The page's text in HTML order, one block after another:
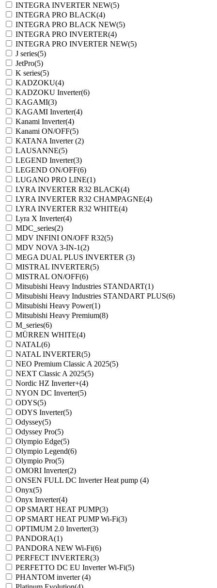
INTEGRA INVERTER NEW(5)
INTEGRA PRO BLACK(4)
INTEGRA PRO BLACK NEW(5)
INTEGRA PRO INVERTER(4)
INTEGRA PRO INVERTER NEW(5)
J series(5)
JetPro(5)
K series(5)
KADZOKU(4)
KADZOKU Inverter(6)
KAGAMI(3)
KAGAMI Inverter(4)
Kanami Inverter(4)
Kanami ON/OFF(5)
KATANA Inverter(2)
LAUSANNE(5)
LEGEND Inverter(3)
LEGEND ON/OFF(6)
LUGANO PRO LINE(1)
LYRA INVERTER R32 BLACK(4)
LYRA INVERTER R32 CHAMPAGNE(4)
LYRA INVERTER R32 WHITE(4)
Lyra X Inverter(4)
MDC_series(2)
MDV INFINI ON/OFF R32(5)
MDV NOVA 3-IN-1(2)
MEGA DUAL PLUS INVERTER (3)
MISTRAL INVERTER(5)
MISTRAL ON/OFF(6)
Mitsubishi Heavy Industries STANDART(1)
Mitsubishi Heavy Industries STANDART PLUS(6)
Mitsubishi Heavy Power(1)
Mitsubishi Heavy Premium(8)
M_series(6)
MÜRREN WHITE(4)
NATAL(6)
NATAL INVERTER(5)
NEO Premium Classic A 2025(5)
NEXT Classic A 2025(5)
Nordic HZ Inverter+(4)
NYON DC Inverter(5)
ODYS(5)
ODYS Inverter(5)
Odyssey(5)
Odyssey Pro(5)
Olympio Edge(5)
Olympio Legend(6)
Olympio Pro(5)
OMORI Inverter(2)
ONSEN FULL DC Inverter Heat pump (4)
Onyx(5)
Onyx Inverter(4)
OP SMART HEAT PUMP(3)
OP SMART HEAT PUMP Wi-Fi(3)
OPTIMUM 2.0 Inverter(3)
PANDORA(1)
PANDORA NEW Wi-Fi(6)
PERFECT INVERTER(3)
PERFETTO DC EU Inverter Wi-Fi(5)
PHANTOM inverter(4)